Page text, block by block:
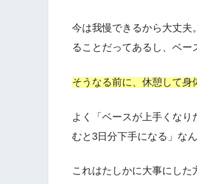
今は我慢できるから大丈夫
ることだってあるし、ベー
そうなる前に、休憩して身
よく「ベースが上手くな
むと3日分下手になる」な
これはたしかに大事にし